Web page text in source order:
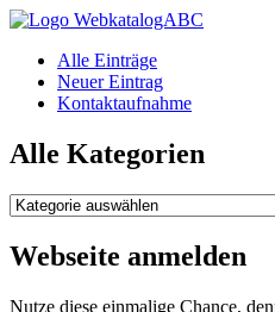
WebkatalogABC
Alle Einträge
Neuer Eintrag
Kontaktaufnahme
Alle Kategorien
Alle
Webseite anmelden
Nutze diese einmalige Chance,